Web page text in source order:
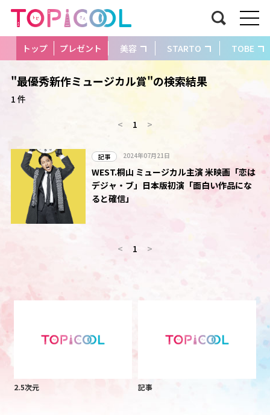
トップ プレゼント 美容 STARTO TOBE
"最優秀新作ミュージカル賞"の検索結果
1 件
< 1 >
記事 2024年07月21日
WEST.桐山 ミュージカル主演 米映画「恋は
デジャ・ブ」日本版初演「面白い作品にな
ると確信」
< 1 >
2.5次元 記事